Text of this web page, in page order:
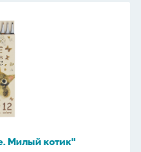
Милый котик"